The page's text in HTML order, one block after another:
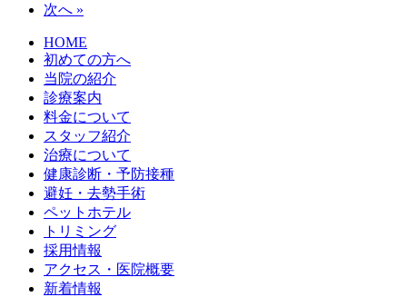
次へ »
HOME
初めての方へ
当院の紹介
診療案内
料金について
スタッフ紹介
治療について
健康診断・予防接種
避妊・去勢手術
ペットホテル
トリミング
採用情報
アクセス・医院概要
新着情報